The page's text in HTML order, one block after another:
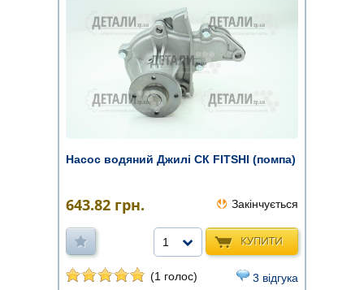
Насос водяний Джилі СК FITSHI (помпа)
643.82 грн. Закінчується
КУПИТИ
1
(1 голос) 3 відгука